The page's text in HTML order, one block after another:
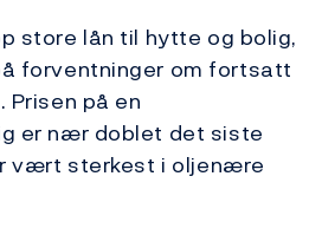
store lån til hytte og bolig,
forventninger om fortsatt
på en
er nær doblet det siste
vært sterkest i oljenære